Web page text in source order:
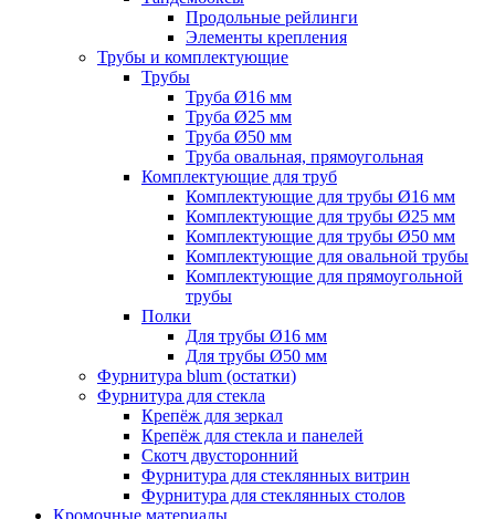
Продольные рейлинги
Элементы крепления
Трубы и комплектующие
Трубы
Труба Ø16 мм
Труба Ø25 мм
Труба Ø50 мм
Труба овальная, прямоугольная
Комплектующие для труб
Комплектующие для трубы Ø16 мм
Комплектующие для трубы Ø25 мм
Комплектующие для трубы Ø50 мм
Комплектующие для овальной трубы
Комплектующие для прямоугольной
трубы
Полки
Для трубы Ø16 мм
Для трубы Ø50 мм
Фурнитура blum (остатки)
Фурнитура для стекла
Крепёж для зеркал
Крепёж для стекла и панелей
Скотч двусторонний
Фурнитура для стеклянных витрин
Фурнитура для стеклянных столов
Кромочные материалы